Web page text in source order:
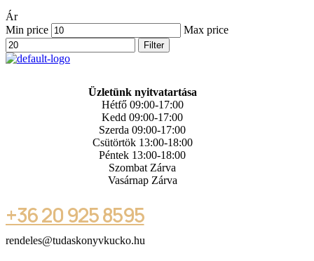
Ár
Min price
Max price
Filter
Üzletünk nyitvatartása
Hétfő 09:00-17:00
Kedd 09:00-17:00
Szerda 09:00-17:00
Csütörtök 13:00-18:00
Péntek 13:00-18:00
Szombat Zárva
Vasárnap Zárva
+36 20 925 8595
rendeles@tudaskonyvkucko.hu